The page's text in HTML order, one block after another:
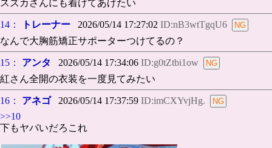
スズカさんにも着けてあげたい
14： トレーナー 2026/05/14 17:27:02 ID:nB3wtTgqU6
なんで大胸筋矯正サポーターつけてるの？
15： アンタ 2026/05/14 17:34:06 ID:g0tZtbi1ow
紅さん全開の衣装を一度見てみたい
16： アネゴ2026/05/14 17:37:59 ID:imCXYvjHg.
>>10
下もヤバいだろこれ